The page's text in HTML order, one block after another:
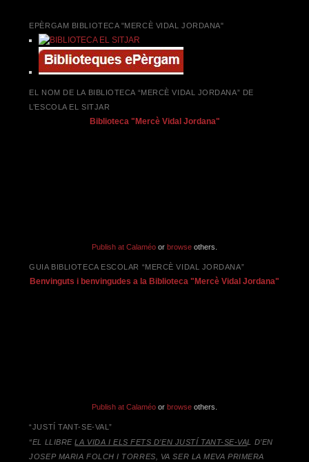
EPÈRGAM BIBLIOTECA "MERCÈ VIDAL JORDANA"
EL NOM DE LA BIBLIOTECA “MERCÈ VIDAL JORDANA” DE
L’ESCOLA EL SITJAR
Biblioteca "Mercè Vidal Jordana"
Publish at Calaméo or browse others.
GUIA BIBLIOTECA ESCOLAR “MERCÈ VIDAL JORDANA”
Benvinguts i benvingudes a la Biblioteca "Mercè Vidal Jordana"
Publish at Calaméo or browse others.
“JUSTÍ TANT-SE-VAL”
“EL LLIBRELA VIDA I ELS FETS D’EN JUSTÍ TANT-SE-VAL D’EN
JOSEP MARIA FOLCH I TORRES,
VA SER LA MEVA PRIMERA